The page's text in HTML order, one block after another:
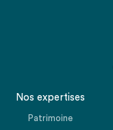
Nos expertises
Patrimoine